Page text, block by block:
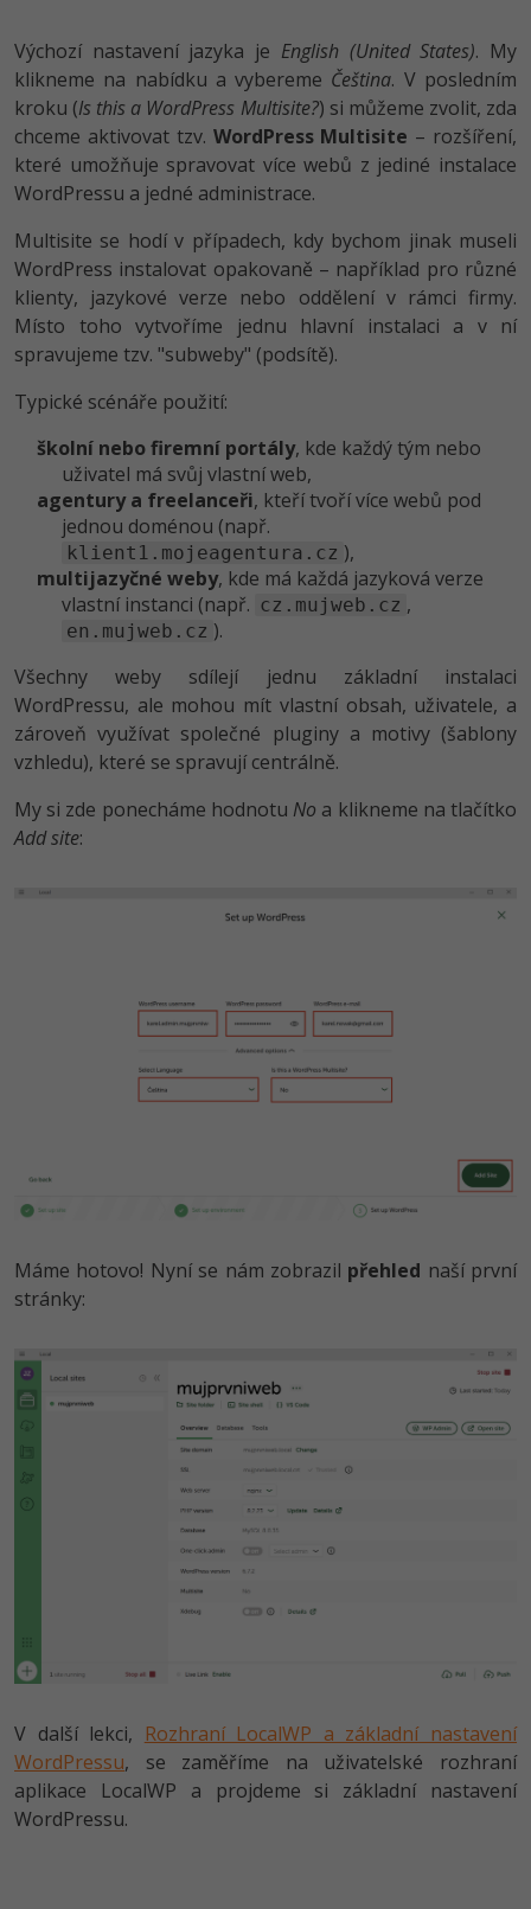
Výchozí nastavení jazyka je English (United States). My
klikneme na nabídku a vybereme Čeština. V posledním
kroku (Is this a WordPress Multisite?) si můžeme zvolit, zda
chceme aktivovat tzv. WordPress Multisite – rozšíření,
které umožňuje spravovat více webů z jediné instalace
WordPressu a jedné administrace.
Multisite se hodí v případech, kdy bychom jinak museli
WordPress instalovat opakovaně – například pro různé
klienty, jazykové verze nebo oddělení v rámci firmy.
Místo toho vytvoříme jednu hlavní instalaci a v ní
spravujeme tzv. "subweby" (podsítě).
Typické scénáře použití:
školní nebo firemní portály, kde každý tým nebo
uživatel má svůj vlastní web,
agentury a freelanceři, kteří tvoří více webů pod
jednou doménou (např.
klient1.mojeagentura.cz ),
multijazyčné weby, kde má každá jazyková verze
vlastní instanci (např. cz.mujweb.cz ,
en.mujweb.cz ).
Všechny weby sdílejí jednu základní instalaci
WordPressu, ale mohou mít vlastní obsah, uživatele, a
zároveň využívat společné pluginy a motivy (šablony
vzhledu), které se spravují centrálně.
My si zde ponecháme hodnotu No a klikneme na tlačítko
Add site:
Máme hotovo! Nyní se nám zobrazil přehled naší první
stránky:
V další lekci, Rozhraní LocalWP a základní nastavení
WordPressu, se zaměříme na uživatelské rozhraní
aplikace LocalWP a projdeme si základní nastavení
WordPressu.